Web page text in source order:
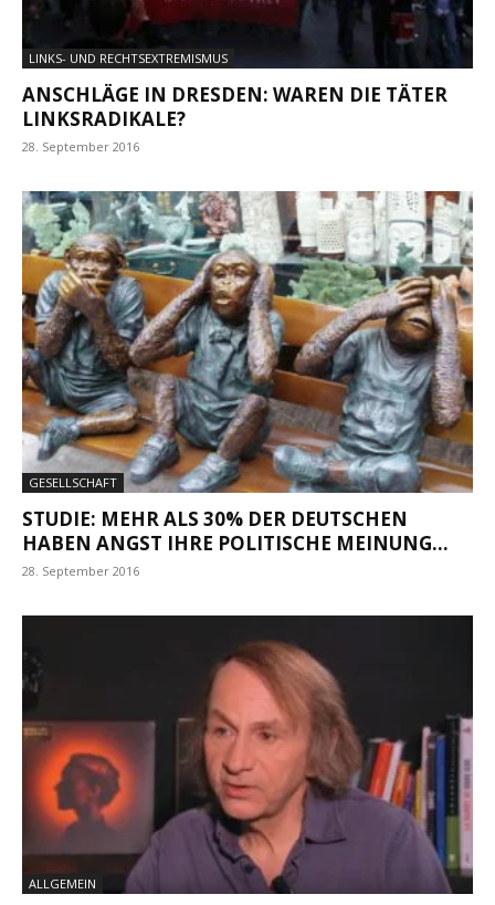
LINKS- UND RECHTSEXTREMISMUS
ANSCHLÄGE IN DRESDEN: WAREN DIE TÄTER
LINKSRADIKALE?
28. September 2016
GESELLSCHAFT
STUDIE: MEHR ALS 30% DER DEUTSCHEN
HABEN ANGST IHRE POLITISCHE MEINUNG...
28. September 2016
ALLGEMEIN